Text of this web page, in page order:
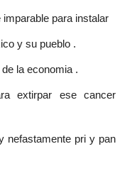
para instalar
y su pueblo .
la economia .
extirpar ese cancer
nefastamente pri y pan